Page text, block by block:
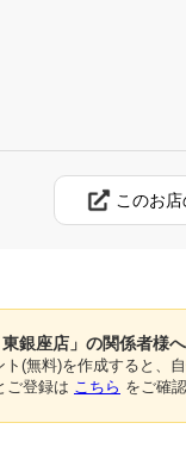
このお
東銀座店」の関係者様へ
(無料)を作成すると、
ご登録は こちら をご確